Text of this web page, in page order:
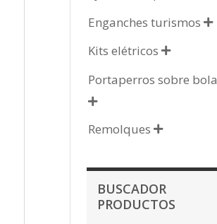
Enganches turismos 
Kits elétricos 
Portaperros sobre bola

Remolques 
BUSCADOR
PRODUCTOS